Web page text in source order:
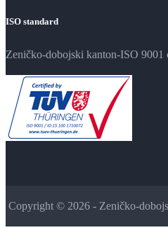
ISO standard
Zeničko-dobojski kanton-ISO 9001
Copyright © 2026 - Zeničko-